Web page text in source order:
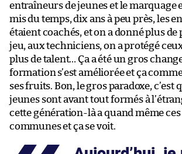
entraîneurs de jeunes et le marquage
mis du temps, dix ans à peu près, les
étaient coachés, et on a donné plus de
jeu, aux techniciens, on a protégé
plus de talent… Ça a été un gros
formation s’est améliorée et ça
ses fruits. Bon, le gros paradoxe, c’est
jeunes sont avant tout formés à
cette génération-là a quand même ces
communes et ça se voit.